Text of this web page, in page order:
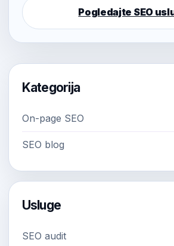
Pogledajte SEO
Kategorija
On-page SEO
SEO blog
Usluge
SEO audit